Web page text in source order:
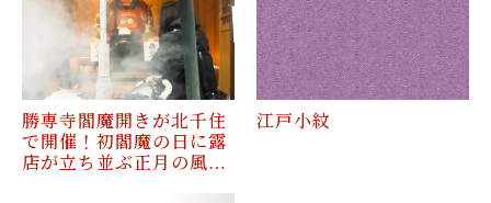
勝専寺閻魔開きが北千住
で開催！初閻魔の日に露
店が立ち並ぶ正月の風…
江戸小紋